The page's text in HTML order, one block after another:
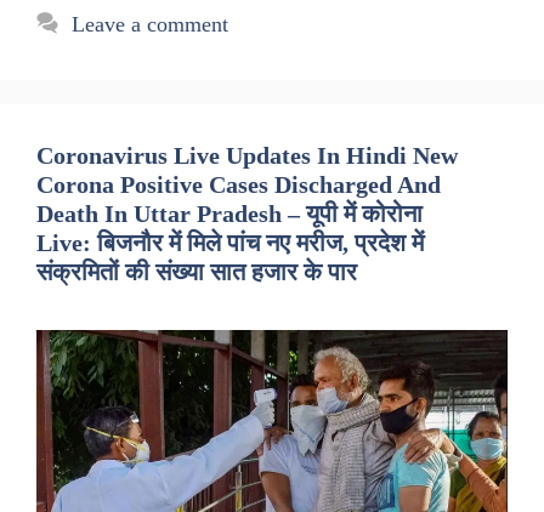
Leave a comment
Coronavirus Live Updates In Hindi New
Corona Positive Cases Discharged And
Death In Uttar Pradesh – यूपी में कोरोना
Live: बिजनौर में मिले पांच नए मरीज, प्रदेश में
संक्रमितों की संख्या सात हजार के पार